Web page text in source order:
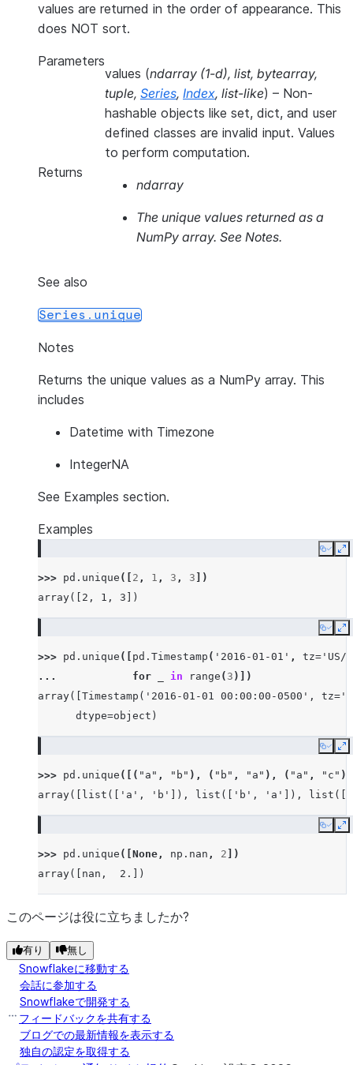
values are returned in the order of appearance. This
does NOT sort.
Parameters
values (ndarray (1-d), list, bytearray,
tuple, Series, Index, list-like) – Non-
hashable objects like set, dict, and user
defined classes are invalid input. Values
to perform computation.
Returns
ndarray
The unique values returned as a
NumPy array. See Notes.
See also
Series.unique
Notes
Returns the unique values as a NumPy array. This
includes
Datetime with Timezone
IntegerNA
See Examples section.
Examples
Copy
>>> pd . unique ([ 2 , 1 , 3 , 3 ])
array([2, 1, 3])
Copy
>>> pd . unique ([ pd . Timestamp ( '2016-01-01' , tz= 'US/
...
for in range ( 3 )])
array([Timestamp('2016-01-01 00:00:00-0500',
      dtype=object)
Copy
>>> pd . unique ([( "a" , "b" ), ( "b" , "a" ), ( "a" , "c" ),
array([list(['a', 'b']), list(['b', 'a']),
Copy
>>> pd . unique ([ None , np . nan , 2 ])
array([nan,  2.])
このページは役に立ちましたか?
有り 無し
Snowflakeに移動する
会話に参加する
Snowflakeで開発する
フィードバックを共有する
ブログでの最新情報を表示する
独自の認定を取得する